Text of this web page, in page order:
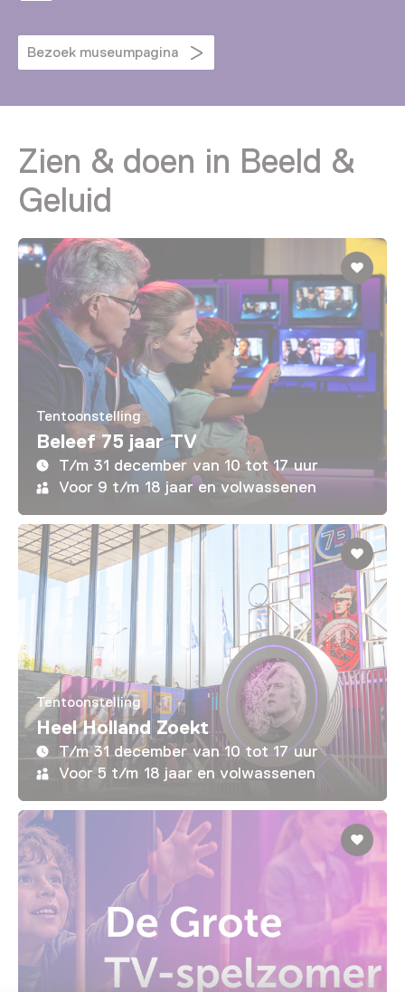
Bezoek museumpagina
Zien & doen in Beeld &
Geluid
Tentoonstelling
Beleef 75 jaar TV
T/m 31 december van 10 tot 17 uur
Voor 9 t/m 18 jaar en volwassenen
Tentoonstelling
Heel Holland Zoekt
T/m 31 december van 10 tot 17 uur
Voor 5 t/m 18 jaar en volwassenen